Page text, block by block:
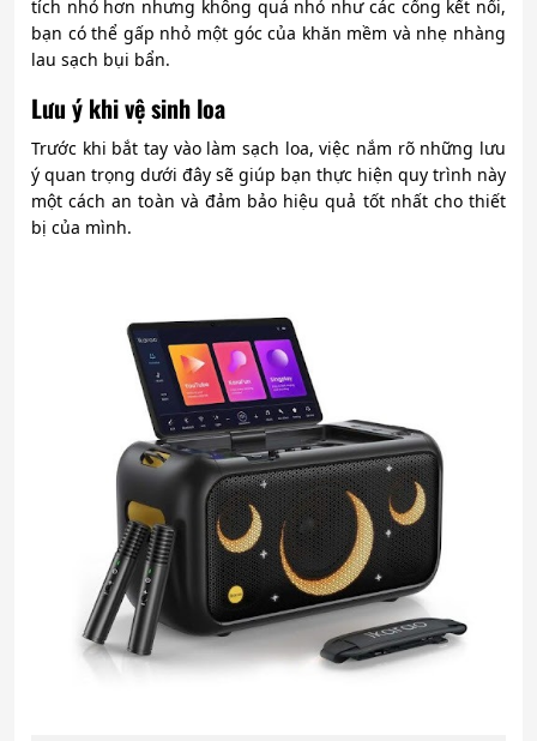
tích nhỏ hơn nhưng không quá nhỏ như các cổng kết nối,
bạn có thể gấp nhỏ một góc của khăn mềm và nhẹ nhàng
lau sạch bụi bẩn.
Lưu ý khi vệ sinh loa
Trước khi bắt tay vào làm sạch loa, việc nắm rõ những lưu
ý quan trọng dưới đây sẽ giúp bạn thực hiện quy trình này
một cách an toàn và đảm bảo hiệu quả tốt nhất cho thiết
bị của mình.